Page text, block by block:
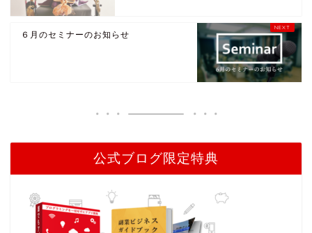
６月のセミナーのお知らせ
公式ブログ限定特典